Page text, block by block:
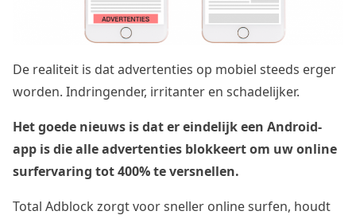
De realiteit is dat advertenties op mobiel steeds erger
worden. Indringender, irritanter en schadelijker.
Het goede nieuws is dat er eindelijk een Android-
app is die alle advertenties blokkeert om uw online
surfervaring tot 400% te versnellen.
Total Adblock zorgt voor sneller online surfen, houdt